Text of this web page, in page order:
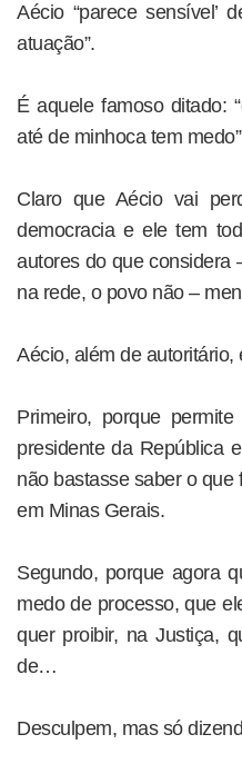
Aécio “parece sensível’
atuação”.
É aquele famoso ditado:
até de minhoca tem
Claro que Aécio vai
democracia e ele tem
autores do que considera
na rede, o povo não –
Aécio, além de autoritário,
Primeiro, porque
presidente da República
não bastasse saber o
em Minas Gerais.
Segundo, porque agora
medo de processo, que
quer proibir, na Justiça,
de…
Desculpem, mas só